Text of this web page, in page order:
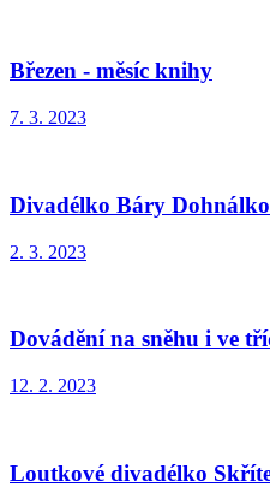
Březen - měsíc knihy
7. 3. 2023
Divadélko Báry
2. 3. 2023
Dovádění na sněhu i ve
12. 2. 2023
Loutkové divadélko